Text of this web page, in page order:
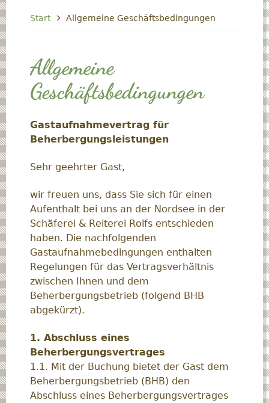
Start Allgemeine Geschäftsbedingungen
Allgemeine
Geschäftsbedingungen
Gastaufnahmevertrag für
Beherbergungsleistungen
Sehr geehrter Gast,
wir freuen uns, dass Sie sich für einen
Aufenthalt bei uns an der Nordsee in der
Schäferei & Reiterei Rolfs entschieden
haben. Die nachfolgenden
Gastaufnahmebedingungen enthalten
Regelungen für das Vertragsverhältnis
zwischen Ihnen und dem
Beherbergungsbetrieb (folgend BHB
abgekürzt).
1. Abschluss eines
Beherbergungsvertrages
1.1. Mit der Buchung bietet der Gast dem
Beherbergungsbetrieb (BHB) den
Abschluss eines Beherbergungsvertrages